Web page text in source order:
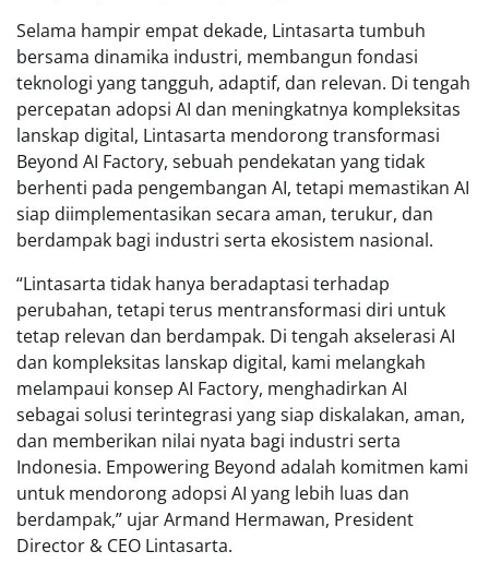
Selama hampir empat dekade, Lintasarta tumbuh
bersama dinamika industri, membangun fondasi
teknologi yang tangguh, adaptif, dan relevan. Di tengah
percepatan adopsi AI dan meningkatnya kompleksitas
lanskap digital, Lintasarta mendorong transformasi
Beyond AI Factory, sebuah pendekatan yang tidak
berhenti pada pengembangan AI, tetapi memastikan AI
siap diimplementasikan secara aman, terukur, dan
berdampak bagi industri serta ekosistem nasional.
“Lintasarta tidak hanya beradaptasi terhadap
perubahan, tetapi terus mentransformasi diri untuk
tetap relevan dan berdampak. Di tengah akselerasi AI
dan kompleksitas lanskap digital, kami melangkah
melampaui konsep AI Factory, menghadirkan AI
sebagai solusi terintegrasi yang siap diskalakan, aman,
dan memberikan nilai nyata bagi industri serta
Indonesia. Empowering Beyond adalah komitmen kami
untuk mendorong adopsi AI yang lebih luas dan
berdampak,” ujar Armand Hermawan, President
Director & CEO Lintasarta.